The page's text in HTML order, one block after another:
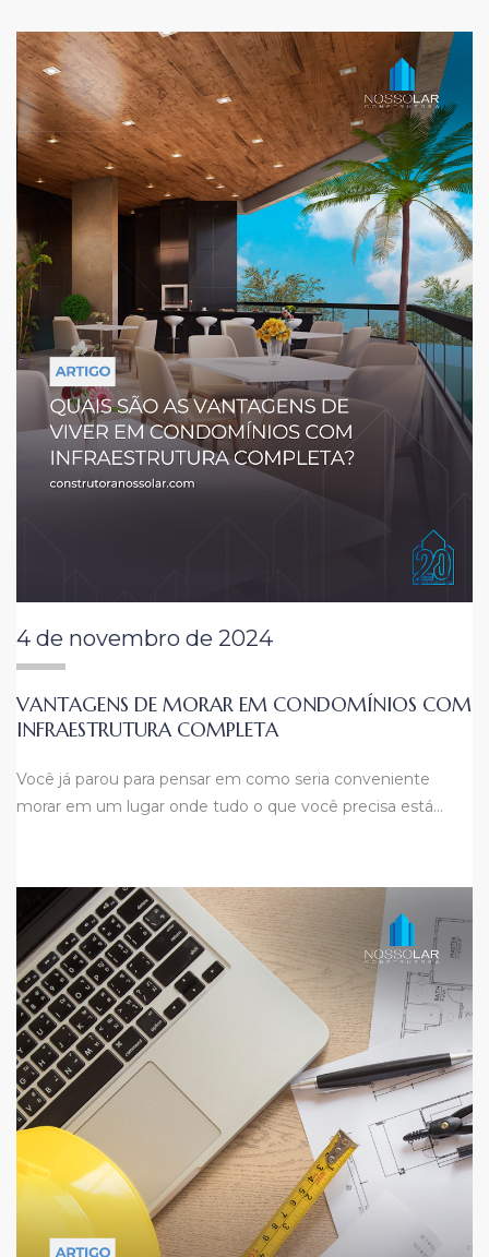
4 de novembro de 2024
VANTAGENS DE MORAR EM CONDOMÍNIOS COM
INFRAESTRUTURA COMPLETA
Você já parou para pensar em como seria conveniente
morar em um lugar onde tudo o que você precisa está…